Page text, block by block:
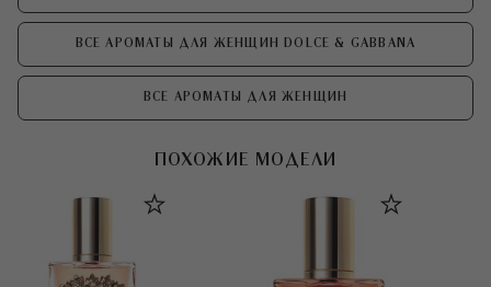
ВСЕ АРОМАТЫ ДЛЯ ЖЕНЩИН DOLCE & GABBANA
ВСЕ АРОМАТЫ ДЛЯ ЖЕНЩИН
ПОХОЖИЕ МОДЕЛИ